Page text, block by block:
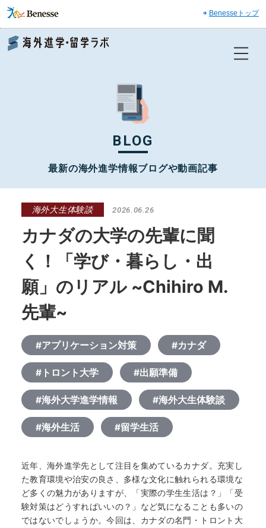
Benesseトップ
BLOG
最新の海外進学情報ブログや動画記事
海外大生体験談 2026.06.26
カナダの大学の先輩に聞
く！「学び・暮らし・出
願」のリアル ~Chihiro M.
先輩~
#アプリケーション対策 #カナダ
#トロント大学 #出願準備
#海外大学進学情報 #海外大生体験談
#海外生活 #留学生活
近年、海外進学先として注目を集めているカナダ。充実し
た教育環境や治安の良さ、多様な文化に触れられる環境な
ど多くの魅力がありますが、「実際の学生生活は？」「受
験対策はどうすればいいの？」など気になることも多いの
ではないでしょうか。今回は、カナダの名門・トロント大